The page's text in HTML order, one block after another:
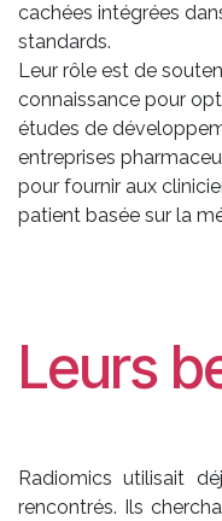
cachées intégrées
standards.
Leur rôle est de
connaissance pour
études de
entreprises
pour fournir aux
patient basée sur la
Leurs
Radiomics utilisait
rencontrés. Ils